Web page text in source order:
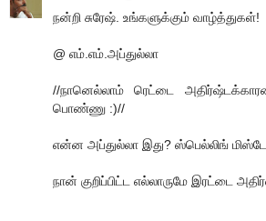
நன்றி சுரேஷ். உங்களுக்கும் வாழ்த்துகள்!
@ எம்.எம்.அப்துல்லா
//நானெல்லாம் ரெட்டை
பொண்ணு :)//
என்ன அப்துல்லா இது? ஸ்பெல்லிங்
நான் குறிப்பிட்ட எல்லாருமே இரட்டை